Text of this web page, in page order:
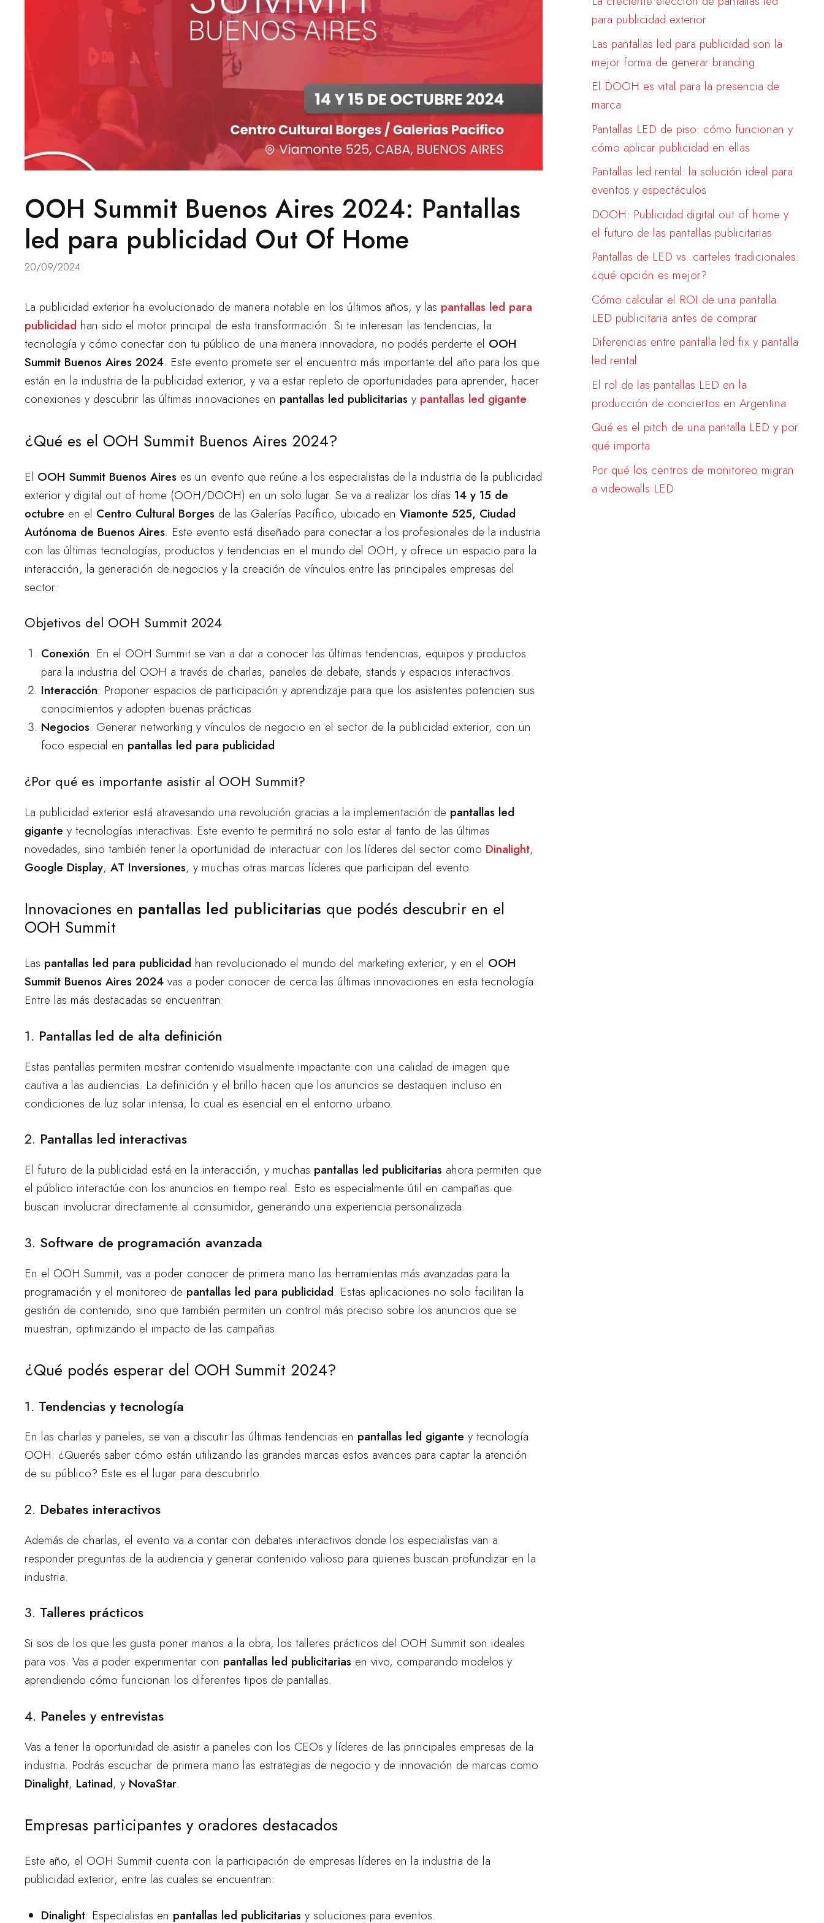
OOH Summit Buenos Aires 2024: Pantallas
led para publicidad Out Of Home
20/09/2024
La publicidad exterior ha evolucionado de manera notable en los últimos años, y las pantallas led para
publicidad han sido el motor principal de esta transformación. Si te interesan las tendencias, la
tecnología y cómo conectar con tu público de una manera innovadora, no podés perderte el OOH
Summit Buenos Aires 2024. Este evento promete ser el encuentro más importante del año para los que
están en la industria de la publicidad exterior, y va a estar repleto de oportunidades para aprender, hacer
conexiones y descubrir las últimas innovaciones en pantallas led publicitarias y pantallas led gigante.
¿Qué es el OOH Summit Buenos Aires 2024?
El OOH Summit Buenos Aires es un evento que reúne a los especialistas de la industria de la publicidad
exterior y digital out of home (OOH/DOOH) en un solo lugar. Se va a realizar los días 14 y 15 de
octubre en el Centro Cultural Borges de las Galerías Pacífico, ubicado en Viamonte 525, Ciudad
Autónoma de Buenos Aires. Este evento está diseñado para conectar a los profesionales de la industria
con las últimas tecnologías, productos y tendencias en el mundo del OOH, y ofrece un espacio para la
interacción, la generación de negocios y la creación de vínculos entre las principales empresas del
sector.
Objetivos del OOH Summit 2024
Conexión: En el OOH Summit se van a dar a conocer las últimas tendencias, equipos y productos
para la industria del OOH a través de charlas, paneles de debate, stands y espacios interactivos.
Interacción: Proponer espacios de participación y aprendizaje para que los asistentes potencien sus
conocimientos y adopten buenas prácticas.
Negocios: Generar networking y vínculos de negocio en el sector de la publicidad exterior, con un
foco especial en pantallas led para publicidad
¿Por qué es importante asistir al OOH Summit?
La publicidad exterior está atravesando una revolución gracias a la implementación de pantallas led
gigante y tecnologías interactivas. Este evento te permitirá no solo estar al tanto de las últimas
novedades, sino también tener la oportunidad de interactuar con los líderes del sector como Dinalight,
Google Display, AT Inversiones, y muchas otras marcas líderes que participan del evento.
Innovaciones en pantallas led publicitarias que podés descubrir en el
OOH Summit
Las pantallas led para publicidad han revolucionado el mundo del marketing exterior, y en el OOH
Summit Buenos Aires 2024 vas a poder conocer de cerca las últimas innovaciones en esta tecnología.
Entre las más destacadas se encuentran:
1. Pantallas led de alta definición
Estas pantallas permiten mostrar contenido visualmente impactante con una calidad de imagen que
cautiva a las audiencias. La definición y el brillo hacen que los anuncios se destaquen incluso en
condiciones de luz solar intensa, lo cual es esencial en el entorno urbano.
2. Pantallas led interactivas
El futuro de la publicidad está en la interacción, y muchas pantallas led publicitarias ahora permiten que
el público interactúe con los anuncios en tiempo real. Esto es especialmente útil en campañas que
buscan involucrar directamente al consumidor, generando una experiencia personalizada.
3. Software de programación avanzada
En el OOH Summit, vas a poder conocer de primera mano las herramientas más avanzadas para la
programación y el monitoreo de pantallas led para publicidad. Estas aplicaciones no solo facilitan la
gestión de contenido, sino que también permiten un control más preciso sobre los anuncios que se
muestran, optimizando el impacto de las campañas.
¿Qué podés esperar del OOH Summit 2024?
1. Tendencias y tecnología
En las charlas y paneles, se van a discutir las últimas tendencias en pantallas led gigante y tecnología
OOH. ¿Querés saber cómo están utilizando las grandes marcas estos avances para captar la atención
de su público? Este es el lugar para descubrirlo.
2. Debates interactivos
Además de charlas, el evento va a contar con debates interactivos donde los especialistas van a
responder preguntas de la audiencia y generar contenido valioso para quienes buscan profundizar en la
industria.
3. Talleres prácticos
Si sos de los que les gusta poner manos a la obra, los talleres prácticos del OOH Summit son ideales
para vos. Vas a poder experimentar con pantallas led publicitarias en vivo, comparando modelos y
aprendiendo cómo funcionan los diferentes tipos de pantallas.
4. Paneles y entrevistas
Vas a tener la oportunidad de asistir a paneles con los CEOs y líderes de las principales empresas de la
industria. Podrás escuchar de primera mano las estrategias de negocio y de innovación de marcas como
Dinalight, Latinad, y NovaStar.
Empresas participantes y oradores destacados
Este año, el OOH Summit cuenta con la participación de empresas líderes en la industria de la
publicidad exterior, entre las cuales se encuentran:
Dinalight: Especialistas en pantallas led publicitarias y soluciones para eventos.
para publicidad exterior
Las pantallas led para publicidad son la
mejor forma de generar branding
El DOOH es vital para la presencia de
marca
Pantallas LED de piso: cómo funcionan y
cómo aplicar publicidad en ellas
Pantallas led rental: la solución ideal para
eventos y espectáculos
DOOH: Publicidad digital out of home y
el futuro de las pantallas publicitarias
Pantallas de LED vs. carteles tradicionales:
¿qué opción es mejor?
Cómo calcular el ROI de una pantalla
LED publicitaria antes de comprar
Diferencias entre pantalla led fix y pantalla
led rental
El rol de las pantallas LED en la
producción de conciertos en Argentina
Qué es el pitch de una pantalla LED y por
qué importa
Por qué los centros de monitoreo migran
a videowalls LED